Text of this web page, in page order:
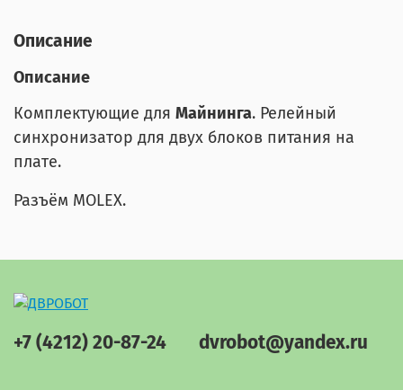
Описание
Описание
Комплектующие для Майнинга. Релейный
синхронизатор для двух блоков питания на
плате.
Разъём MOLEX.
+7 (4212) 20-87-24 dvrobot@yandex.ru